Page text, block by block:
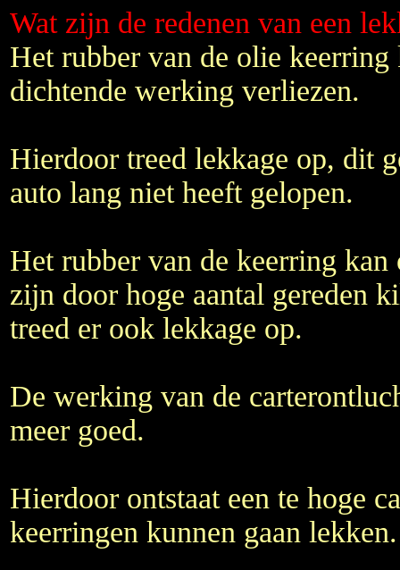
Wat zijn de redenen van een
Het rubber van de olie
dichtende werking verliezen.
Hierdoor treed lekkage op, dit
auto lang niet heeft gelopen.
Het rubber van de keerring
zijn door hoge aantal gereden
treed er ook lekkage op.
De werking van de
meer goed.
Hierdoor ontstaat een te hoge
keerringen kunnen gaan lekken.